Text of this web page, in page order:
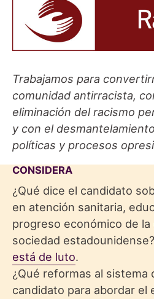
Trabajamos para
comunidad antirracista,
eliminación del racismo
y con el
políticas y procesos
CONSIDERA
¿Qué dice el candidato
en atención sanitaria,
progreso económico de
sociedad estadounidense?
está de luto.
¿Qué reformas al sistema
candidato para abordar el